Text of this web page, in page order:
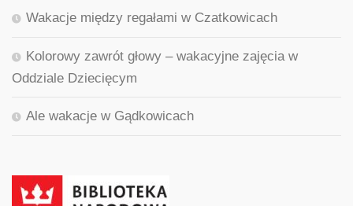
Wakacje między regałami w Czatkowicach
Kolorowy zawrót głowy – wakacyjne zajęcia w
Oddziale Dziecięcym
Ale wakacje w Gądkowicach